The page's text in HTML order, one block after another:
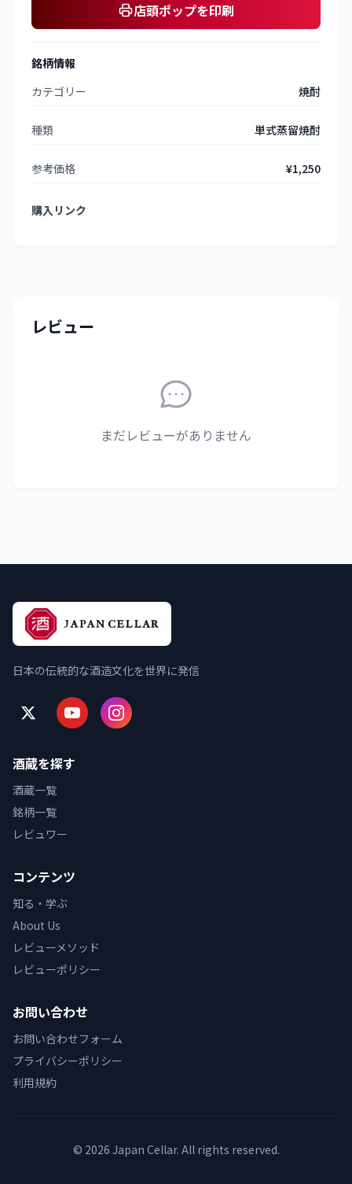
店頭ポップを印刷
銘柄情報
カテゴリー
焼酎
種類 単式蒸留焼酎
参考価格 ¥1,250
購入リンク
レビュー
まだレビューがありません
日本の伝統的な酒造文化を世界に発信
酒蔵を探す
酒蔵一覧
銘柄一覧
レビュワー
コンテンツ
知る・学ぶ
About Us
レビューメソッド
レビューポリシー
お問い合わせ
お問い合わせフォーム
プライバシーポリシー
利用規約
© 2026 Japan Cellar. All rights reserved.